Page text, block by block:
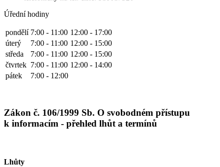
Úřední hodiny
pondělí 7:00 - 11:00 12:00 - 17:00
úterý
7:00 - 11:00 12:00 - 15:00
středa
7:00 - 11:00 12:00 - 15:00
čtvrtek 7:00 - 11:00 12:00 - 14:00
pátek
7:00 - 12:00
Zákon č. 106/1999 Sb. O svobodném přístupu
k informacím - přehled lhůt a termínů
Lhůty